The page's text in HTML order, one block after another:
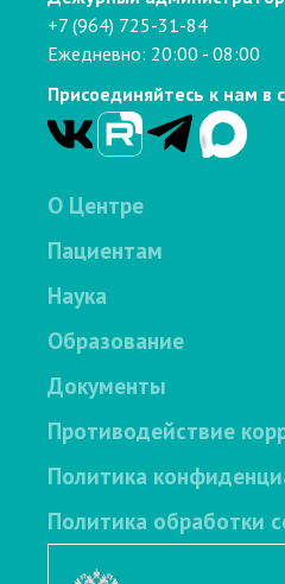
+7 (964) 725-31-84
Ежедневно: 20:00 - 08:00
Присоединяйтесь к нам в
О Центре
Пациентам
Наука
Образование
Документы
Противодействие
Политика
Политика обработки